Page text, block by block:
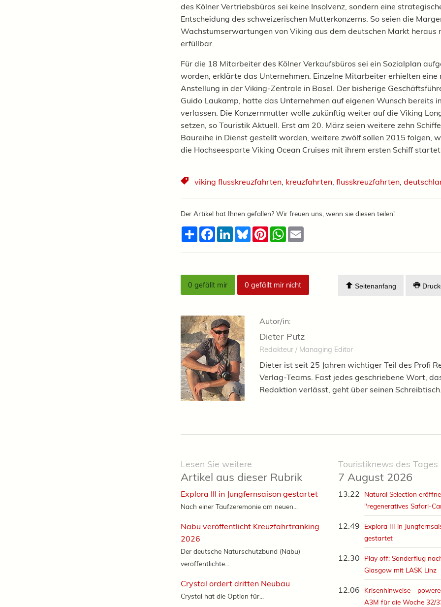
des Kölner Vertriebsbüros sei keine Insolvenz, sondern eine
Entscheidung des schweizerischen Mutterkonzerns. So seien die
Wachstumserwartungen von Viking aus dem deutschen Markt heraus
erfüllbar.
Für die 18 Mitarbeiter des Kölner Verkaufsbüros sei ein Sozialplan
worden, erklärte das Unternehmen. Einzelne Mitarbeiter erhielten eine
Anstellung in der Viking-Zentrale in Basel. Der bisherige
Guido Laukamp, hatte das Unternehmen auf eigenen Wunsch bereits
verlassen. Die Konzernmutter wolle zukünftig weiter auf die Viking
setzen, so Touristik Aktuell. Erst am 20. März seien weitere zehn
Baureihe in Dienst gestellt worden, weitere zwölf sollen 2015 folgen,
die Hochseesparte Viking Ocean Cruises mit ihrem ersten Schiff
viking flusskreuzfahrten, kreuzfahrten, flusskreuzfahrten,
Der Artikel hat Ihnen gefallen? Wir freuen uns, wenn sie diesen teilen!
TeilenFacebook
LinkedInBlueskyPinterestWhatsApp
0 gefällt mir 0 gefällt mir nicht Seitenanfang
Autor/in:
Dieter Putz
Redakteur / Managing Editor
Dieter ist seit 25 Jahren wichtiger Teil des Profi
Verlag-Teams. Fast jedes geschriebene Wort,
Redaktion verlässt, geht über seinen Schreibtisch.
Touristiknews des Tages
7 August 2026
13:22
Natural Selection
"regeneratives Safari-
12:49
Explora III in
gestartet
12:30
Play off: Sonderflug
Glasgow mit LASK Linz
12:06
Krisenhinweise -
A3M für die Woche 32/
Lesen Sie weitere
Artikel aus dieser Rubrik
Explora III in Jungfernsaison gestartet
Nach einer Taufzeremonie am neuen...
Nabu veröffentlicht Kreuzfahrtranking
2026
Der deutsche Naturschutzbund (Nabu)
veröffentlichte...
Crystal ordert dritten Neubau
Crystal hat die Option für...